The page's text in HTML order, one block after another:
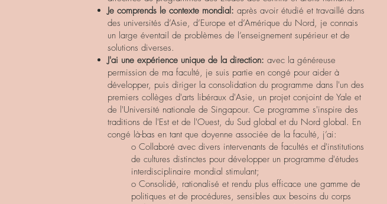
Je comprends le contexte mondial: après avoir étudié et travaillé dans
des universités d’Asie, d’Europe et d’Amérique du Nord, je connais
un large éventail de problèmes de l’enseignement supérieur et de
solutions diverses.
J'ai une expérience unique de la direction: avec la généreuse
permission de ma faculté, je suis partie en congé pour aider à
développer, puis diriger la consolidation du programme dans l'un des
premiers collèges d'arts libéraux d'Asie, un projet conjoint de Yale et
de l'Université nationale de Singapour. Ce programme s'inspire des
traditions de l'Est et de l'Ouest, du Sud global et du Nord global. En
congé là-bas en tant que doyenne associée de la faculté, j’ai:
o Collaboré avec divers intervenants de facultés et d'institutions
de cultures distinctes pour développer un programme d'études
interdisciplinaire mondial stimulant;
o Consolidé, rationalisé et rendu plus efficace une gamme de
politiques et de procédures, sensibles aux besoins du corps